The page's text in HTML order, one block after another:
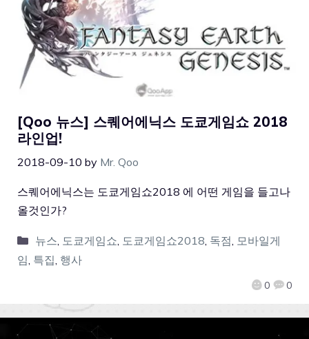
[Qoo 뉴스] 스퀘어에닉스 도쿄게임쇼 2018
라인업!
2018-09-10 by Mr. Qoo
0 0
스퀘어에닉스는 도쿄게임쇼2018 에 어떤 게임을 들고나
올것인가?
뉴스, 도쿄게임쇼, 도쿄게임쇼2018, 독점, 모바일게
임, 특집, 행사